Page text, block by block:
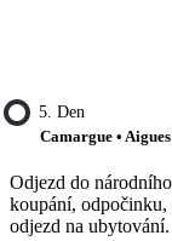
5. Den
Camargue •
Odjezd do
koupání, odpočinku,
odjezd na ubytování.